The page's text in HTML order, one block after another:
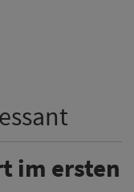
im ersten